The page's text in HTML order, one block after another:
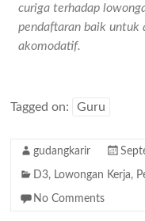
curiga terhadap
pendaftaran baik untuk
akomodatif.
Tagged on: Guru
gudangkarir
D3, Lowongan Kerja,
No Comments